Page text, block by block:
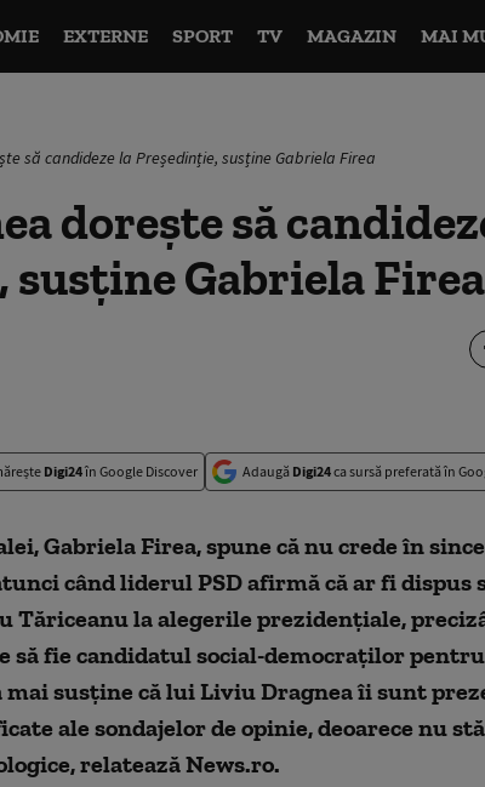
EXTERNE SPORT TV MAGAZIN MAI
să candideze la Președinție, susține Gabriela Firea
dorește să
susține Gabriela Firea
Digi24în Google Discover Adaugă Digi24ca sursă preferată în
Gabriela Firea, spune că nu crede în
când liderul PSD afirmă că ar fi dispus
Tăriceanu la alegerile prezidenţiale,
să fie candidatul social-democraţilor
mai susţine că lui Liviu Dragnea îi sunt
ale sondajelor de opinie, deoarece nu
relatează News.ro.